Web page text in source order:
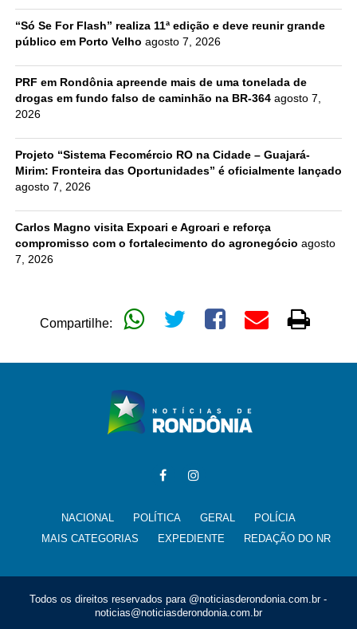
“Só Se For Flash” realiza 11ª edição e deve reunir grande
público em Porto Velho agosto 7, 2026
PRF em Rondônia apreende mais de uma tonelada de
drogas em fundo falso de caminhão na BR-364 agosto 7,
2026
Projeto “Sistema Fecomércio RO na Cidade – Guajará-
Mirim: Fronteira das Oportunidades” é oficialmente lançado
agosto 7, 2026
Carlos Magno visita Expoari e Agroari e reforça
compromisso com o fortalecimento do agronegócio agosto
7, 2026
Compartilhe:
NACIONAL POLÍTICA GERAL
POLÍCIA
MAIS CATEGORIAS
EXPEDIENTE REDAÇÃO DO NR
Todos os direitos reservados para @noticiasderondonia.com.br -
noticias@noticiasderondonia.com.br